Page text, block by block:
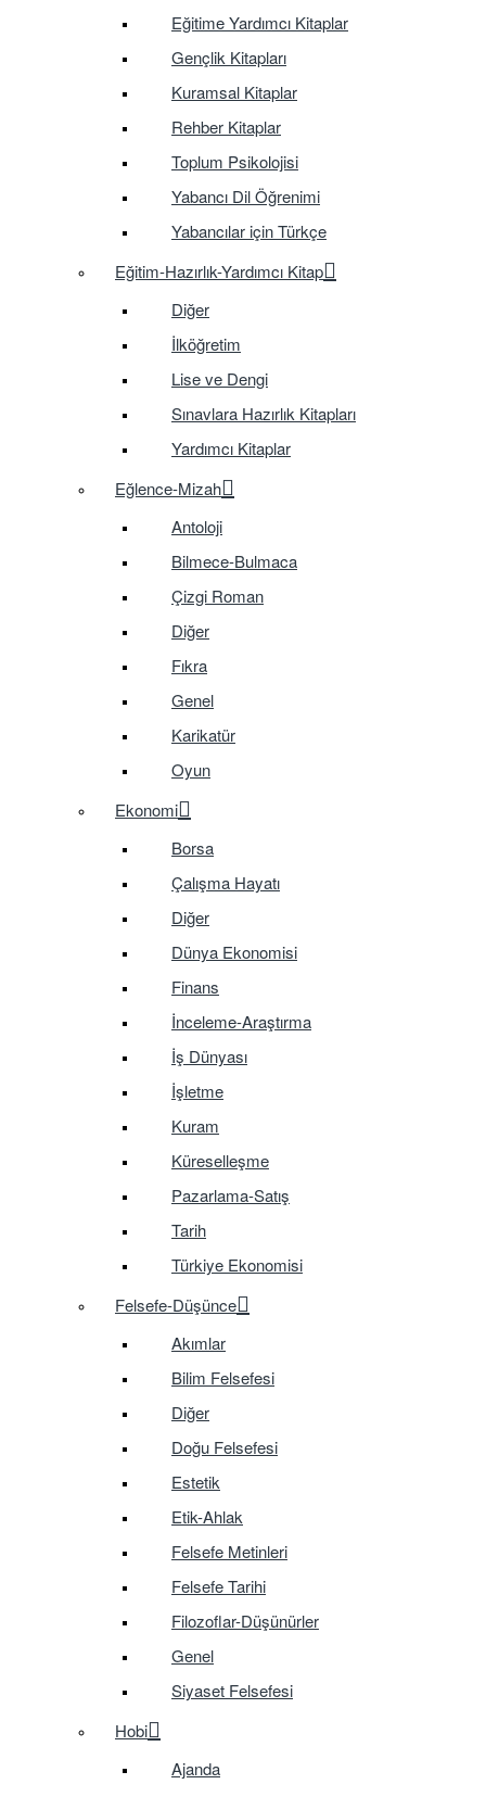
Eğitime Yardımcı Kitaplar
Gençlik Kitapları
Kuramsal Kitaplar
Rehber Kitaplar
Toplum Psikolojisi
Yabancı Dil Öğrenimi
Yabancılar için Türkçe
Eğitim-Hazırlık-Yardımcı Kitap
Diğer
İlköğretim
Lise ve Dengi
Sınavlara Hazırlık Kitapları
Yardımcı Kitaplar
Eğlence-Mizah
Antoloji
Bilmece-Bulmaca
Çizgi Roman
Diğer
Fıkra
Genel
Karikatür
Oyun
Ekonomi
Borsa
Çalışma Hayatı
Diğer
Dünya Ekonomisi
Finans
İnceleme-Araştırma
İş Dünyası
İşletme
Kuram
Küreselleşme
Pazarlama-Satış
Tarih
Türkiye Ekonomisi
Felsefe-Düşünce
Akımlar
Bilim Felsefesi
Diğer
Doğu Felsefesi
Estetik
Etik-Ahlak
Felsefe Metinleri
Felsefe Tarihi
Filozoflar-Düşünürler
Genel
Siyaset Felsefesi
Hobi
Ajanda